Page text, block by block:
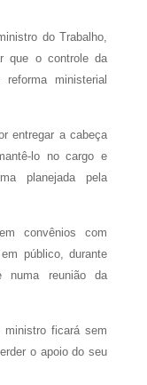
do Trabalho,
que o controle da
ministerial
entregar a cabeça
lo no cargo e
planejada pela
convênios com
público, durante
numa reunião da
ficará sem
o apoio do seu